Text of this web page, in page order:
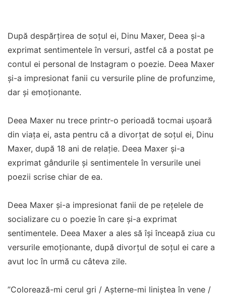
După despărțirea de soțul ei, Dinu Maxer, Deea și-a
exprimat sentimentele în versuri, astfel că a postat pe
contul ei personal de Instagram o poezie. Deea Maxer
și-a impresionat fanii cu versurile pline de profunzime,
dar și emoționante.
Deea Maxer nu trece printr-o perioadă tocmai ușoară
din viața ei, asta pentru că a divorțat de soțul ei, Dinu
Maxer, după 18 ani de relație. Deea Maxer și-a
exprimat gândurile și sentimentele în versurile unei
poezii scrise chiar de ea.
Deea Maxer și-a impresionat fanii de pe rețelele de
socializare cu o poezie în care și-a exprimat
sentimentele. Deea Maxer a ales să își înceapă ziua cu
versurile emoționante, după divorțul de soțul ei care a
avut loc în urmă cu câteva zile.
”Colorează-mi cerul gri / Așterne-mi liniștea în vene /